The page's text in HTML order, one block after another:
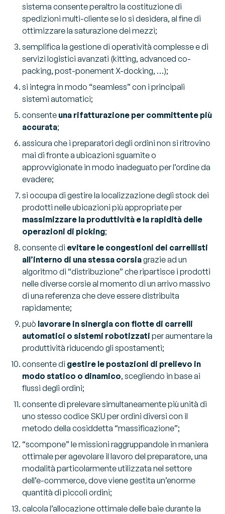
sistema consente peraltro la costituzione di
spedizioni multi-cliente se lo si desidera, al fine di
ottimizzare la saturazione dei mezzi;
semplifica la gestione di operatività complesse e di
servizi logistici avanzati (kitting, advanced co-
packing, post-ponement X-docking, …);
si integra in modo “seamless” con i principali
sistemi automatici;
consente una rifatturazione per committente più
accurata;
assicura che i preparatori degli ordini non si ritrovino
mai di fronte a ubicazioni sguarnite o
approvvigionate in modo inadeguato per l’ordine da
evadere;
si occupa di gestire la localizzazione degli stock dei
prodotti nelle ubicazioni più appropriate per
massimizzare la produttività e la rapidità delle
operazioni di picking;
consente di evitare le congestioni dei carrellisti
all’interno di una stessa corsiagrazie ad un
algoritmo di “distribuzione” che ripartisce i prodotti
nelle diverse corsie al momento di un arrivo massivo
di una referenza che deve essere distribuita
rapidamente;
può lavorare in sinergia con flotte di carrelli
automatici o sistemi robotizzati per aumentare la
produttività riducendo gli spostamenti;
consente di gestire le postazioni di prelievo in
modo statico o dinamico, scegliendo in base ai
flussi degli ordini;
consente di prelevare simultaneamente più unità di
uno stesso codice SKU per ordini diversi con il
metodo della cosiddetta “massificazione”;
“scompone” le missioni raggruppandole in maniera
ottimale per agevolare il lavoro del preparatore, una
modalità particolarmente utilizzata nel settore
dell’e-commerce, dove viene gestita un’enorme
quantità di piccoli ordini;
calcola l’allocazione ottimale delle baie durante la